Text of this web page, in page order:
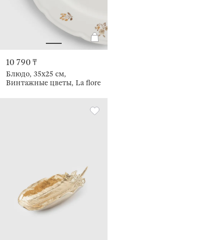
10 790 ₸
Блюдо, 35х25 см,
Винтажные цветы, La flore